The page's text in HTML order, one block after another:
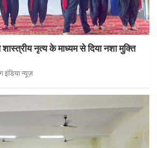
नृत्य के माध्यम से दिया नशा मुक्ति
इंडिया न्यूज़